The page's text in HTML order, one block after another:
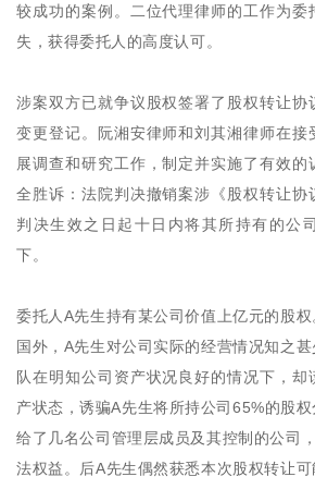
较成功的案例。二位代理律师的工作为委
失，获得委托人的高度认可。
涉案双方已就争议股权签署了股权转让协
变更登记。阮湘安律师和刘其湘律师在接
展调查和研究工作，制定并实施了有效的
全胜诉：法院判决撤销案涉《股权转让协
判决生效之日起十日内将其所持有的公
下。
委托人A先生持有某公司价值上亿元的股
国外，A先生对公司实际的经营情况知之
队在明知公司资产状况良好的情况下，却
产状态，诱骗A先生将所持公司65%的股
给了几名公司管理层成员及其控制的公司
法权益。后A先生偶然获悉本次股权转让